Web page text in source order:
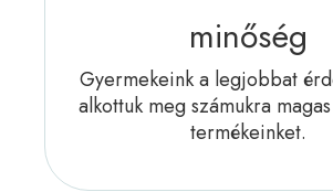
minőség
Gyermekeink a legjobbat
alkottuk meg számukra
termékeinket.